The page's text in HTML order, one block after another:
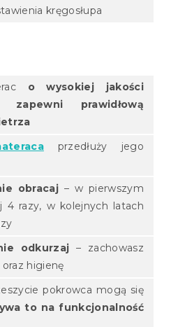
kręgosłupa
o wysokiej jakości
prawidłową
przedłuży jego
obracaj – w pierwszym
4 razy, w kolejnych latach
odkurzaj – zachowasz
oraz higienę
pokrowca mogą się
to na funkcjonalność